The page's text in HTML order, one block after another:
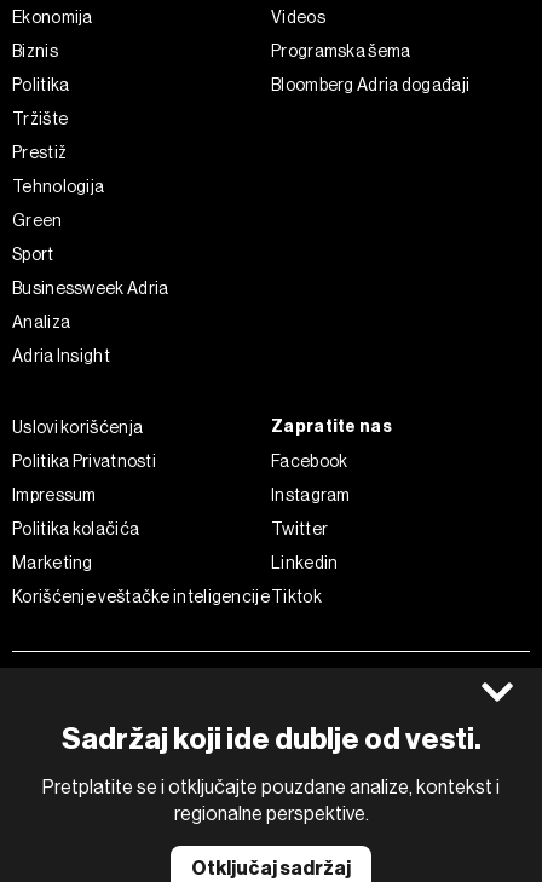
Sadržaj koji ide dublje od vesti.
Pretplatite se i otključajte pouzdane analize, kontekst i
regionalne perspektive.
Otključaj sadržaj
Ekonomija
Biznis
Politika
Tržište
Prestiž
Tehnologija
Green
Sport
Businessweek Adria
Analiza
Adria Insight
Videos
Programska šema
Bloomberg Adria događaji
Uslovi korišćenja
Politika Privatnosti
Impressum
Politika kolačića
Marketing
Korišćenje veštačke inteligencije
Zapratite nas
Facebook
Instagram
Twitter
Linkedin
Tiktok
©2022 - 2026 Bloomberg L.P. All Rights Reserved. BLOOMBERG and
the BLOOMBERG logo are registered trademarks and service marks of
Bloomberg Adria is a Mtel Swiss SA Property
News CMS by Cubes